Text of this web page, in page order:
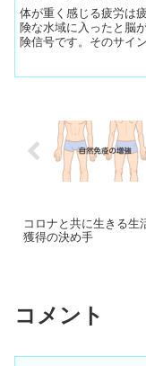
体が重く感じる疲労は
険な水域に入ったと脳
険信号です。そのサイン
コロナと共に生きる生
獲得の決め手
コメント